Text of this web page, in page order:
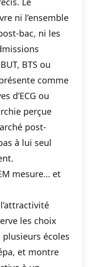
ni l’ensemble
bac, ni les
BTS ou
comme
d’ECG ou
perçue
post-
à lui seul
mesure… et
les choix
écoles
et montre